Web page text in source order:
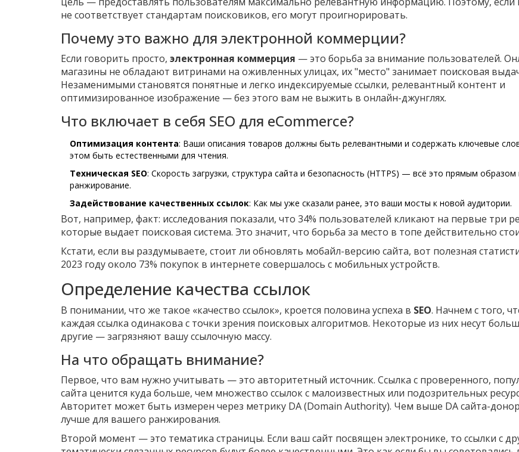
не соответствует стандартам поисковиков, его могут проигнорировать.
Почему это важно для электронной коммерции?
Если говорить просто, электронная коммерция — это борьба за внимание пользователей.
магазины не обладают витринами на оживленных улицах, их "место" занимает поисковая
Незаменимыми становятся понятные и легко индексируемые ссылки, релевантный контент и
оптимизированное изображение — без этого вам не выжить в онлайн-джунглях.
Что включает в себя SEO для eCommerce?
Оптимизация контента: Ваши описания товаров должны быть релевантными и содержать ключевые
этом быть естественными для чтения.
Техническая SEO: Скорость загрузки, структура сайта и безопасность (HTTPS) — всё это прямым образом
ранжирование.
Задействование качественных ссылок: Как мы уже сказали ранее, это ваши мосты к новой аудитории.
Вот, например, факт: исследования показали, что 34% пользователей кликают на первые три
которые выдает поисковая система. Это значит, что борьба за место в топе действительно
Кстати, если вы раздумываете, стоит ли обновлять мобайл-версию сайта, вот полезная
2023 году около 73% покупок в интернете совершалось с мобильных устройств.
Определение качества ссылок
В понимании, что же такое «качество ссылок», кроется половина успеха в SEO. Начнем с того,
каждая ссылка одинакова с точки зрения поисковых алгоритмов. Некоторые из них несут
другие — загрязняют вашу ссылочную массу.
На что обращать внимание?
Первое, что вам нужно учитывать — это авторитетный источник. Ссылка с проверенного,
сайта ценится куда больше, чем множество ссылок с малоизвестных или подозрительных
Авторитет может быть измерен через метрику DA (Domain Authority). Чем выше DA сайта-
лучше для вашего ранжирования.
Второй момент — это тематика страницы. Если ваш сайт посвящен электронике, то ссылки с